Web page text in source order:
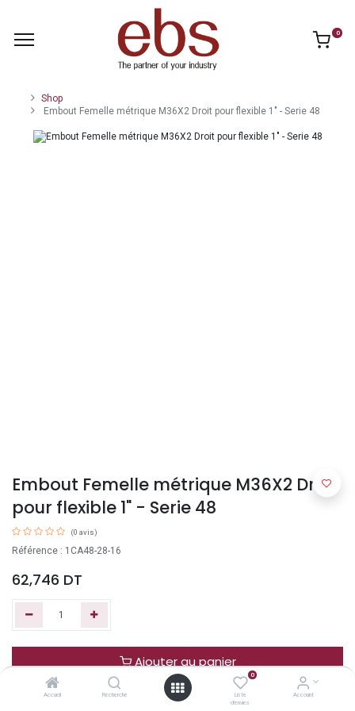
Accueil Recherche
0
Liste
d'envies
Account
0
Shop
Embout Femelle métrique M36X2 Droit pour flexible 1" - Serie 48
Embout Femelle métrique M36X2 Droit
pour flexible 1" - Serie 48
(0 avis)
Référence : 1CA48-28-16
62,746 DT
Ajouter au panier
Acheter maintenant